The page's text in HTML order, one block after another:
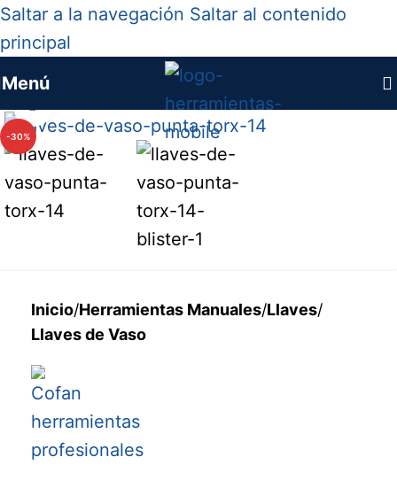
Saltar a la navegación Saltar al contenido
principal
Menú
-30%
Haga clic para ampliar
Inicio/Herramientas Manuales/Llaves/
Llaves de Vaso